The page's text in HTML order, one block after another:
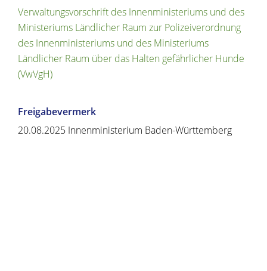
Verwaltungsvorschrift des Innenministeriums und des
Ministeriums Ländlicher Raum zur Polizeiverordnung
des Innenministeriums und des Ministeriums
Ländlicher Raum über das Halten gefährlicher Hunde
(VwVgH)
Freigabevermerk
20.08.2025 Innenministerium Baden-Württemberg